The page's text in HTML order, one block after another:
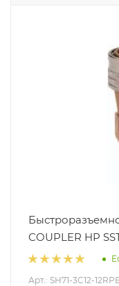
COUPLER HP
Арт.: SH71-3C12-12RPE